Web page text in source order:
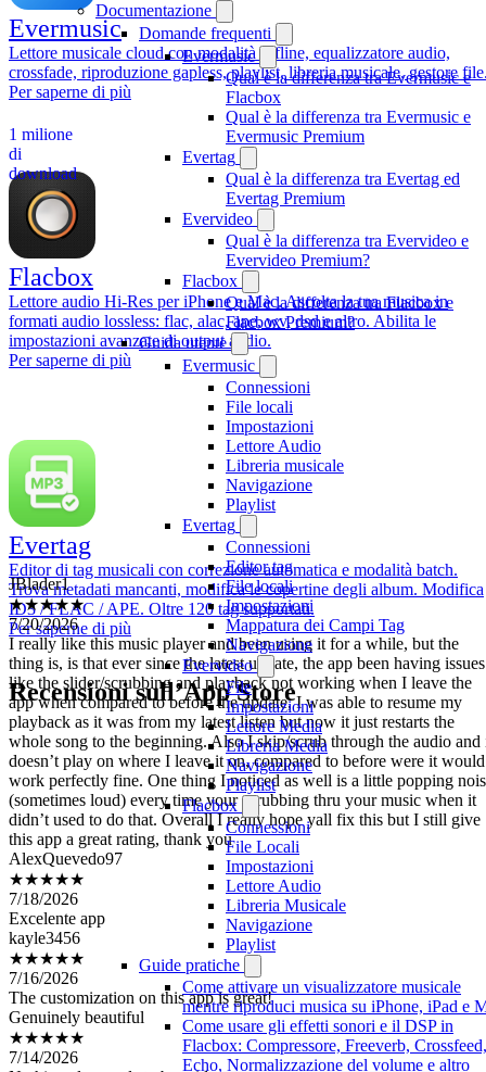
Documentazione
Domande frequenti
Evermusic
Qual è la differenza tra Evermusic e
Flacbox
Qual è la differenza tra Evermusic e
Evermusic Premium
Evertag
Qual è la differenza tra Evertag ed
Evertag Premium
Evervideo
Qual è la differenza tra Evervideo e
Evervideo Premium?
Flacbox
Qual è la differenza tra Flacbox e
Flacbox Premium?
Guida utente
Evermusic
Connessioni
File locali
Impostazioni
Lettore Audio
Libreria musicale
Navigazione
Playlist
Evertag
Connessioni
Editor tag
File locali
Impostazioni
Mappatura dei Campi Tag
Navigazione
Evervideo
File
Impostazioni
Lettore Media
Libreria Media
Navigazione
Playlist
Flacbox
Connessioni
File Locali
Impostazioni
Lettore Audio
Libreria Musicale
Navigazione
Playlist
Guide pratiche
Come attivare un visualizzatore musicale
mentre riproduci musica su iPhone, iPad e
Come usare gli effetti sonori e il DSP in
Flacbox: Compressore, Freeverb, Crossfeed,
Echo, Normalizzazione del volume e altro
Evermusic
Lettore musicale cloud con modalità offline, equalizzatore audio,
crossfade, riproduzione gapless, playlist, libreria musicale, gestore
Per saperne di più
Flacbox
Lettore audio Hi-Res per iPhone e Mac. Ascolta la tua musica in
formati audio lossless: flac, alac, ape, wv, dsd e altro. Abilita le
impostazioni avanzate di output audio.
Per saperne di più
1 milione
di
download
Evertag
Editor di tag musicali con correzione automatica e modalità batch.
Trova metadati mancanti, modifica le copertine degli album. Modifica
ID3 / FLAC / APE. Oltre 120 tag supportati.
Per saperne di più
Recensioni sull’App Store
JBlader1
★★★★★
7/20/2026
I really like this music player and been using it for a while, but the
thing is, is that ever since the latest update, the app been having issues
like the slider/scrubbing and playback not working when I leave the
app when compared to before the update, I was able to resume my
playback as it was from my latest listen but now it just restarts the
whole song to the beginning. Also I skip/scrub through the audio and
doesn’t play on where I leave it on, compared to before were it would
work perfectly fine. One thing I noticed as well is a little popping
(sometimes loud) every time your scrubbing thru your music when it
didn’t used to do that. Overall I really hope yall fix this but I still give
this app a great rating, thank you
AlexQuevedo97
★★★★★
7/18/2026
Excelente app
kayle3456
★★★★★
7/16/2026
The customization on this app is great!
Genuinely beautiful
★★★★★
7/14/2026
Nothing else needs to be said